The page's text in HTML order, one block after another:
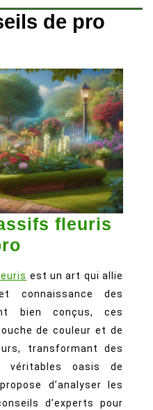
de pro
fleuris
massifs
fleuris
:
conseils
de
pro
est un art qui allie
connaissance des
bien conçus, ces
de couleur et de
transformant des
véritables oasis de
d’analyser les
d’experts pour